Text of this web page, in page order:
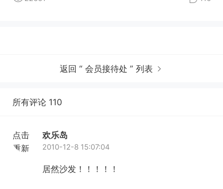
返回 “ 会员接待处 ” 列表
所有评论 110
点击
重新
欢乐岛
2010-12-8 15:07:04
居然沙发！！！！！